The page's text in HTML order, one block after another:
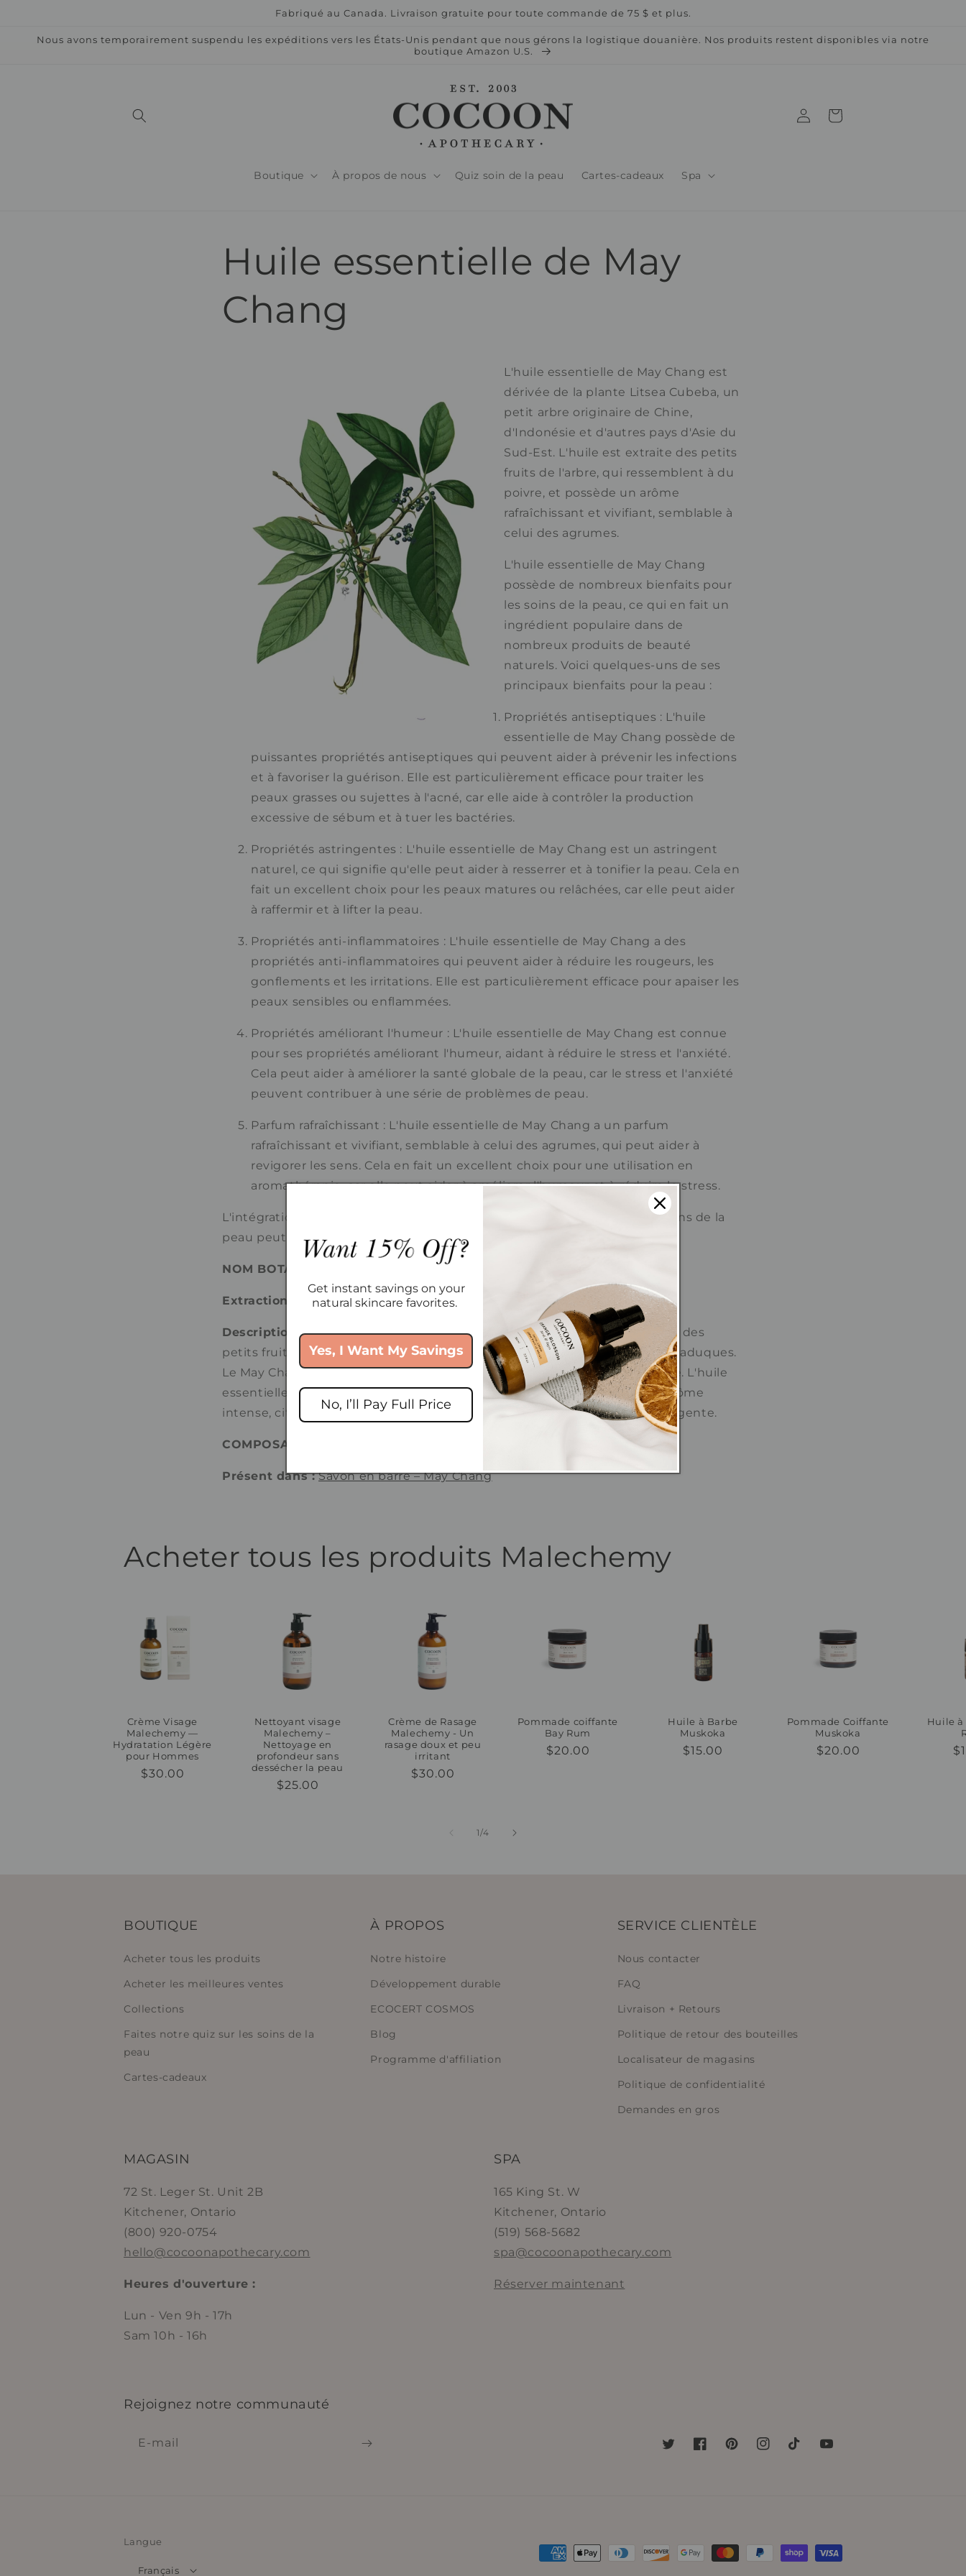
contenu
Fabriqué au Canada. Livraison gratuite pour toute commande de 75 $ et plus.
Nous avons temporairement suspendu les expéditions vers les États-Unis pendant que nous gérons la logistique douanière. Nos produits restent disponibles via notre
boutique Amazon U.S.
Boutique À propos de nous Quiz soin de la peau Cartes-cadeaux Spa
ConnexionPanier
Huile essentielle de May
Chang
L'huile essentielle de May Chang est
dérivée de la plante Litsea Cubeba, un
petit arbre originaire de Chine,
d'Indonésie et d'autres pays d'Asie du
Sud-Est. L'huile est extraite des petits
fruits de l'arbre, qui ressemblent à du
poivre, et possède un arôme
rafraîchissant et vivifiant, semblable à
celui des agrumes.
L'huile essentielle de May Chang
possède de nombreux bienfaits pour
les soins de la peau, ce qui en fait un
ingrédient populaire dans de
nombreux produits de beauté
naturels. Voici quelques-uns de ses
principaux bienfaits pour la peau :
Propriétés antiseptiques : L'huile
essentielle de May Chang possède de
puissantes propriétés antiseptiques qui peuvent aider à prévenir les infections
et à favoriser la guérison. Elle est particulièrement efficace pour traiter les
peaux grasses ou sujettes à l'acné, car elle aide à contrôler la production
excessive de sébum et à tuer les bactéries.
Propriétés astringentes : L'huile essentielle de May Chang est un astringent
naturel, ce qui signifie qu'elle peut aider à resserrer et à tonifier la peau. Cela en
fait un excellent choix pour les peaux matures ou relâchées, car elle peut aider
à raffermir et à lifter la peau.
Propriétés anti-inflammatoires : L'huile essentielle de May Chang a des
propriétés anti-inflammatoires qui peuvent aider à réduire les rougeurs, les
gonflements et les irritations. Elle est particulièrement efficace pour apaiser les
peaux sensibles ou enflammées.
Propriétés améliorant l'humeur : L'huile essentielle de May Chang est connue
pour ses propriétés améliorant l'humeur, aidant à réduire le stress et l'anxiété.
Cela peut aider à améliorer la santé globale de la peau, car le stress et l'anxiété
peuvent contribuer à une série de problèmes de peau.
Parfum rafraîchissant : L'huile essentielle de May Chang a un parfum
rafraîchissant et vivifiant, semblable à celui des agrumes, qui peut aider à
revigorer les sens. Cela en fait un excellent choix pour une utilisation en
aromathérapie, car elle peut aider à améliorer l'humeur et à réduire le stress.
L'intégration de l'huile essentielle de May Chang dans votre routine de soins de la
peau peut aider à améliorer la santé et l'apparence de votre peau.
NOM BOTANIQUE :
Extraction : Distillation à la vapeur
Description :L'huile essentielle de May Chang (Litsea cubeba) est extraite des
petits fruits ressemblant à du poivre qui poussent sur cet arbre à feuilles caduques.
Le May Chang est utilisé depuis longtemps dans la phytothérapie chinoise. L'huile
essentielle distillée à la vapeur est de couleur jaune pâle et possède un arôme
intense, citronné, frais et doux. L'huile est également revigorante et astringente.
COMPOSANTS CLÉS :
Présent dans : Savon en barre – May Chang
Acheter tous les produits Malechemy
Crème Visage
Malechemy —
Hydratation Légère
pour Hommes
Prix
$30.00
Nettoyant visage
Malechemy –
Nettoyage en
profondeur sans
dessécher la peau
Prix
$25.00
Crème de Rasage
Malechemy - Un
rasage doux et peu
irritant
Prix
$30.00
Pommade coiffante
Bay Rum
Prix
$20.00
Huile à Barbe
Muskoka
Prix
$15.00
Pommade Coiffante
Muskoka
Prix
$20.00
Huile à
1/de
4
BOUTIQUE
Acheter tous les produits
Acheter les meilleures ventes
Collections
Faites notre quiz sur les soins de la
peau
Cartes-cadeaux
À PROPOS
Notre histoire
Développement durable
ECOCERT COSMOS
Blog
Programme d'affiliation
SERVICE CLIENTÈLE
Nous contacter
FAQ
Livraison + Retours
Politique de retour des bouteilles
Localisateur de magasins
Politique de confidentialité
Demandes en gros
MAGASIN
72 St. Leger St. Unit 2B
Kitchener, Ontario
(800) 920-0754
hello@cocoonapothecary.com
Heures d'ouverture :
Lun - Ven 9h - 17h
Sam 10h - 16h
SPA
165 King St. W
Kitchener, Ontario
(519) 568-5682
spa@cocoonapothecary.com
Réserver maintenant
Rejoignez notre communauté
E-mail
TwitterFacebookPinterestInstagramTikTokYouTube
Langue
Français
Moyens
Get instant savings on your
natural skincare favorites.
Yes, I Want My Savings
No, I’ll Pay Full Price